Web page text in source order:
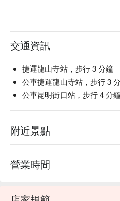
交通資訊
捷運龍山寺站，步行 3 分鐘
公車捷運龍山寺站，步行 3
公車昆明街口站，步行 4 分
附近景點
營業時間